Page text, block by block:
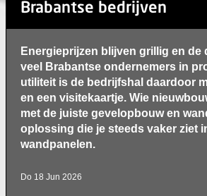
Brabantse bedrijven
Energieprijzen blijven grillig en de
veel Brabantse ondernemers in
utiliteit is de bedrijfshal daardoor
en een visitekaartje. Wie
met de juiste gevelopbouw en
oplossing die je steeds vaker ziet
wandpanelen.
Do 18 Jun 2026